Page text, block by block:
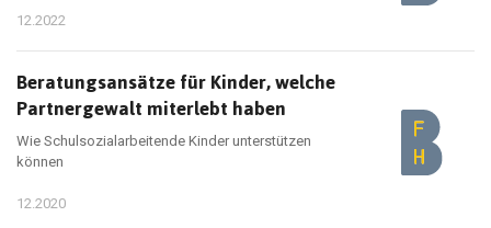
12.2022
Beratungsansätze für Kinder, welche
Partnergewalt miterlebt haben
Wie Schulsozialarbeitende Kinder unterstützen
können
12.2020